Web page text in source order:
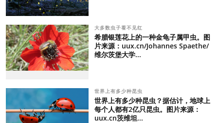
大多数虫子看不见红
希腊银莲花上的一种金龟子属甲虫。图
片来源：uux.cn/Johannes Spaethe/
维尔茨堡大学...
世界上有多少种昆虫
世界上有多少种昆虫？据估计，地球上
每个人都有2亿只昆虫。图片来源：
uux.cn茨维坦...